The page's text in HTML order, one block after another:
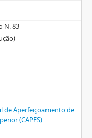
N. 83
de Aperfeiçoamento de
(CAPES)